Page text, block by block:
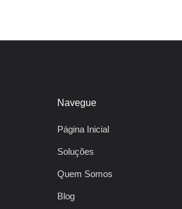
Navegue
Página Inicial
Soluções
Quem Somos
Blog